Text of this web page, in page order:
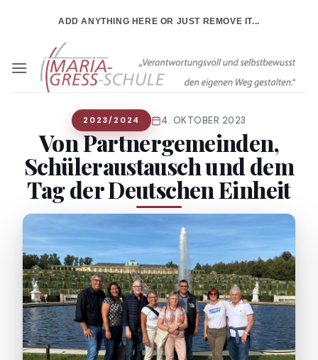
ADD ANYTHING HERE OR JUST REMOVE IT...
2023/2024 4. OKTOBER 2023
Von Partnergemeinden,
Schüleraustausch und dem
Tag der Deutschen Einheit